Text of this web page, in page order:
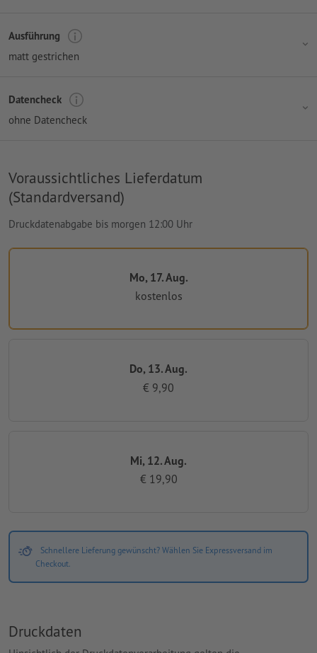
Ausführung
matt gestrichen
Datencheck
ohne Datencheck
Voraussichtliches Lieferdatum
(Standardversand)
Druckdatenabgabe bis morgen 12:00 Uhr
Mo, 17. Aug.
kostenlos
Do, 13. Aug.
€ 9,90
Mi, 12. Aug.
€ 19,90
Schnellere Lieferung gewünscht? Wählen Sie Expressversand im
Checkout.
Druckdaten